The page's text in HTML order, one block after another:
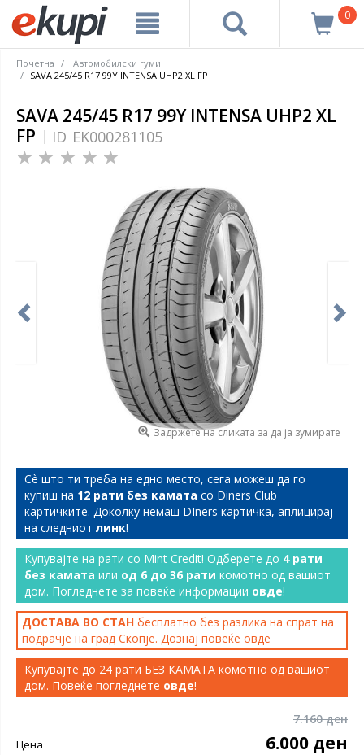
0
Почетна
Автомобилски гуми
SAVA 245/45 R17 99Y INTENSA UHP2 XL FP
SAVA 245/45 R17 99Y INTENSA UHP2 XL
FP
ID EK000281105
Задржете на сликата за да ја зумирате
Сѐ што ти треба на едно место, сега можеш да го
купиш на 12 рати без камата со Diners Club
картичките. Доколку немаш DIners картичка, аплицирај
на следниот линк!
Купувајте на рати со Mint Credit! Одберете до 4 рати
без камата или од 6 до 36 рати комотно од вашиот
дом. Погледнете за повеќе информации овде!
ДОСТАВА ВО СТАН бесплатно без разлика на спрат на
подрачје на град Скопје. Дознај повеќе овде
Купувајте до 24 рати БЕЗ КАМАТА комотно од вашиот
дом. Повеќе погледнете овде!
7.160 ден
Цена 6.000 ден